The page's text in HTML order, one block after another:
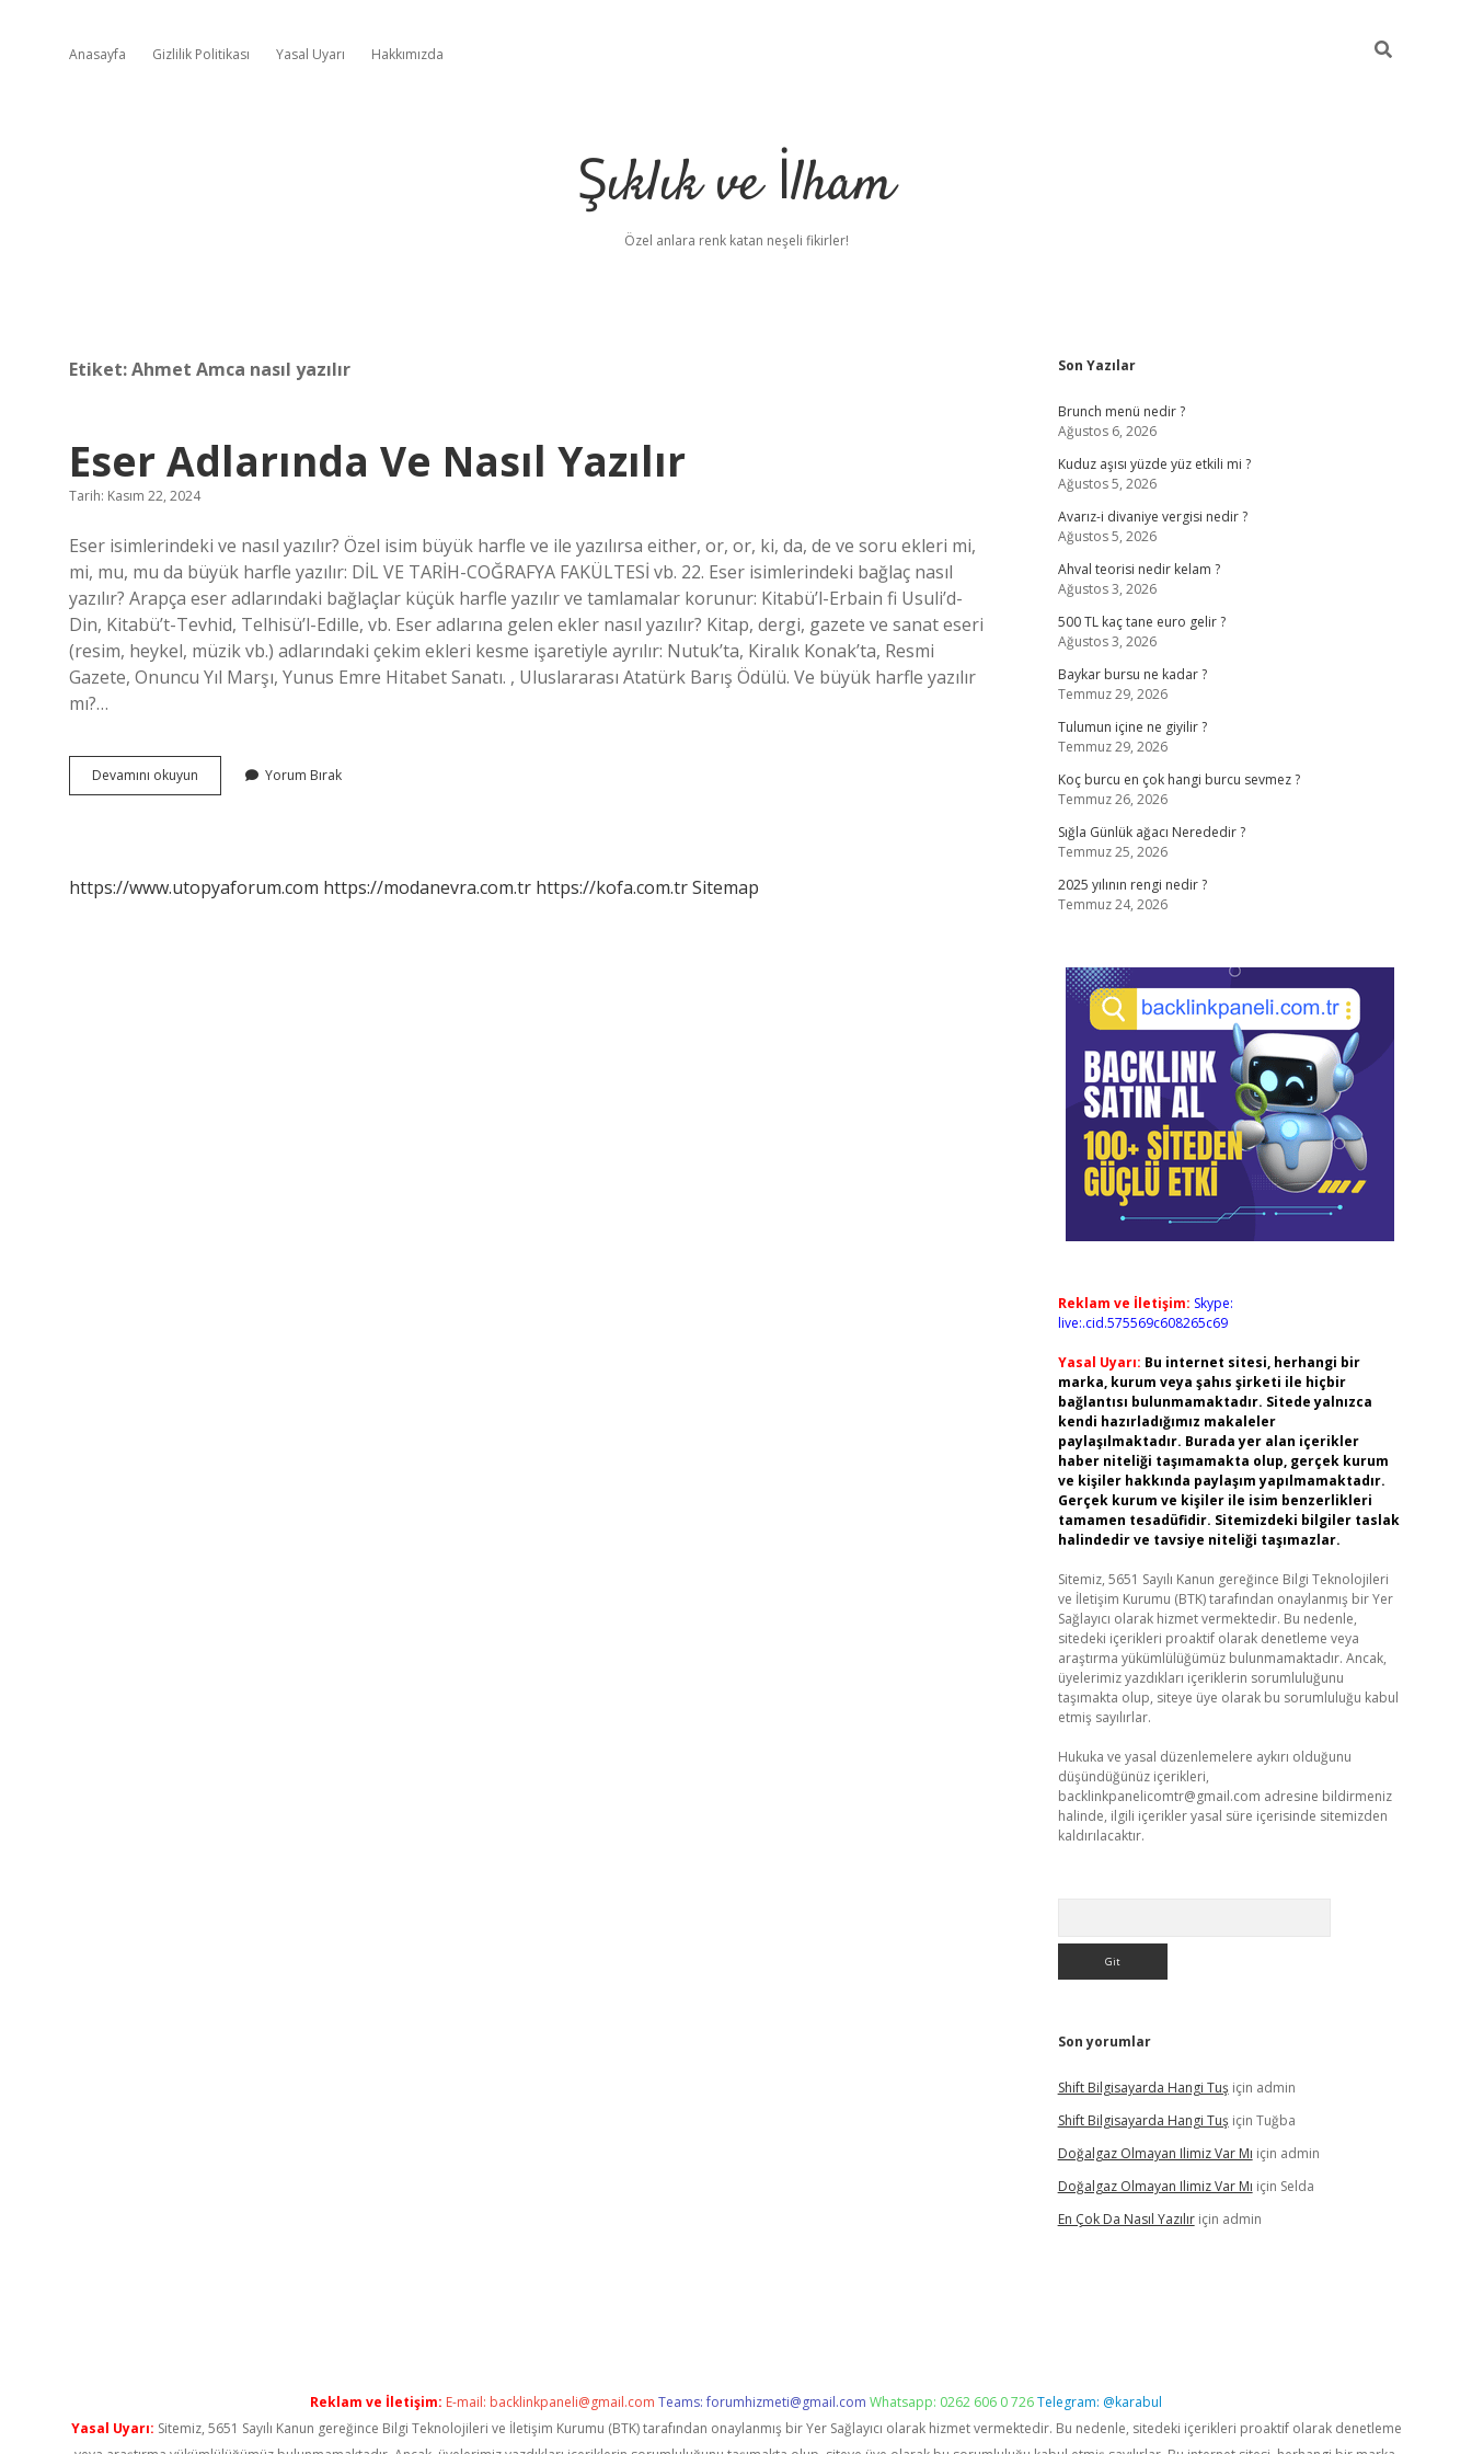
Anasayfa Gizlilik Politikası Yasal Uyarı Hakkımızda
Şıklık ve İlham
Özel anlara renk katan neşeli fikirler!
Etiket:Ahmet Amca nasıl yazılır
Eser Adlarında Ve Nasıl Yazılır
Tarih: Kasım 22, 2024
Eser isimlerindeki ve nasıl yazılır? Özel isim büyük harfle ve ile yazılırsa either, or, or, ki, da, de ve soru ekleri mi,
mi, mu, mu da büyük harfle yazılır: DİL VE TARİH-COĞRAFYA FAKÜLTESİ vb. 22. Eser isimlerindeki bağlaç nasıl
yazılır? Arapça eser adlarındaki bağlaçlar küçük harfle yazılır ve tamlamalar korunur: Kitabü’l-Erbain fi Usuli’d-
Din, Kitabü’t-Tevhid, Telhisü’l-Edille, vb. Eser adlarına gelen ekler nasıl yazılır? Kitap, dergi, gazete ve sanat eseri
(resim, heykel, müzik vb.) adlarındaki çekim ekleri kesme işaretiyle ayrılır: Nutuk’ta, Kiralık Konak’ta, Resmi
Gazete, Onuncu Yıl Marşı, Yunus Emre Hitabet Sanatı. , Uluslararası Atatürk Barış Ödülü. Ve büyük harfle yazılır
mı?…
Devamını okuyun
Adlarında
Yorum Bırak
https://www.utopyaforum.com https://modanevra.com.tr https://kofa.com.trSitemap
Sidebar
Son Yazılar
Brunch menü nedir ?
Ağustos 6, 2026
Kuduz aşısı yüzde yüz etkili mi ?
Ağustos 5, 2026
Avarız-i divaniye vergisi nedir ?
Ağustos 5, 2026
Ahval teorisi nedir kelam ?
Ağustos 3, 2026
500 TL kaç tane euro gelir ?
Ağustos 3, 2026
Baykar bursu ne kadar ?
Temmuz 29, 2026
Tulumun içine ne giyilir ?
Temmuz 29, 2026
Koç burcu en çok hangi burcu sevmez ?
Temmuz 26, 2026
Sığla Günlük ağacı Nerededir ?
Temmuz 25, 2026
2025 yılının rengi nedir ?
Temmuz 24, 2026
Reklam ve İletişim: Skype:
live:.cid.575569c608265c69
Yasal Uyarı: Bu internet sitesi, herhangi bir
marka, kurum veya şahıs şirketi ile hiçbir
bağlantısı bulunmamaktadır. Sitede yalnızca
kendi hazırladığımız makaleler
paylaşılmaktadır. Burada yer alan içerikler
haber niteliği taşımamakta olup, gerçek kurum
ve kişiler hakkında paylaşım yapılmamaktadır.
Gerçek kurum ve kişiler ile isim benzerlikleri
tamamen tesadüfidir. Sitemizdeki bilgiler taslak
halindedir ve tavsiye niteliği taşımazlar.
Sitemiz, 5651 Sayılı Kanun gereğince Bilgi Teknolojileri
ve İletişim Kurumu (BTK) tarafından onaylanmış bir Yer
Sağlayıcı olarak hizmet vermektedir. Bu nedenle,
sitedeki içerikleri proaktif olarak denetleme veya
araştırma yükümlülüğümüz bulunmamaktadır. Ancak,
üyelerimiz yazdıkları içeriklerin sorumluluğunu
taşımakta olup, siteye üye olarak bu sorumluluğu kabul
etmiş sayılırlar.
Hukuka ve yasal düzenlemelere aykırı olduğunu
düşündüğünüz içerikleri,
backlinkpanelicomtr@gmail.com adresine bildirmeniz
halinde, ilgili içerikler yasal süre içerisinde sitemizden
kaldırılacaktır.
Son yorumlar
Shift Bilgisayarda Hangi Tuşiçin admin
Shift Bilgisayarda Hangi Tuşiçin Tuğba
Doğalgaz Olmayan Ilimiz Var Mı için admin
Doğalgaz Olmayan Ilimiz Var Mı için Selda
En Çok Da Nasıl Yazılıriçin admin
Reklam ve İletişim: E-mail: backlinkpaneli@gmail.com Teams:forumhizmeti@gmail.com Whatsapp: 0262 606 0 726Telegram: @karabul
Yasal Uyarı: Sitemiz, 5651 Sayılı Kanun gereğince Bilgi Teknolojileri ve İletişim Kurumu (BTK) tarafından onaylanmış bir Yer Sağlayıcı olarak hizmet vermektedir. Bu nedenle, sitedeki içerikleri proaktif olarak denetleme